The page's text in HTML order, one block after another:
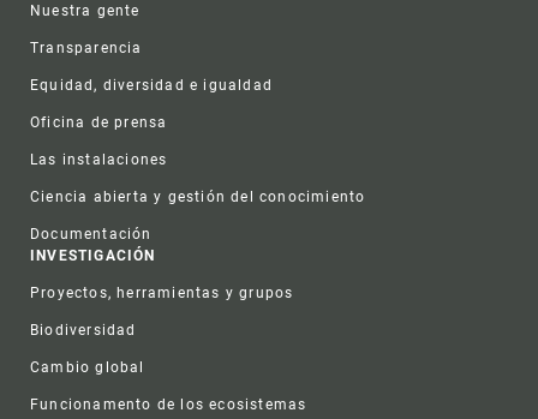
Nuestra gente
Transparencia
Equidad, diversidad e igualdad
Oficina de prensa
Las instalaciones
Ciencia abierta y gestión del conocimiento
Documentación
INVESTIGACIÓN
Proyectos, herramientas y grupos
Biodiversidad
Cambio global
Funcionamento de los ecosistemas